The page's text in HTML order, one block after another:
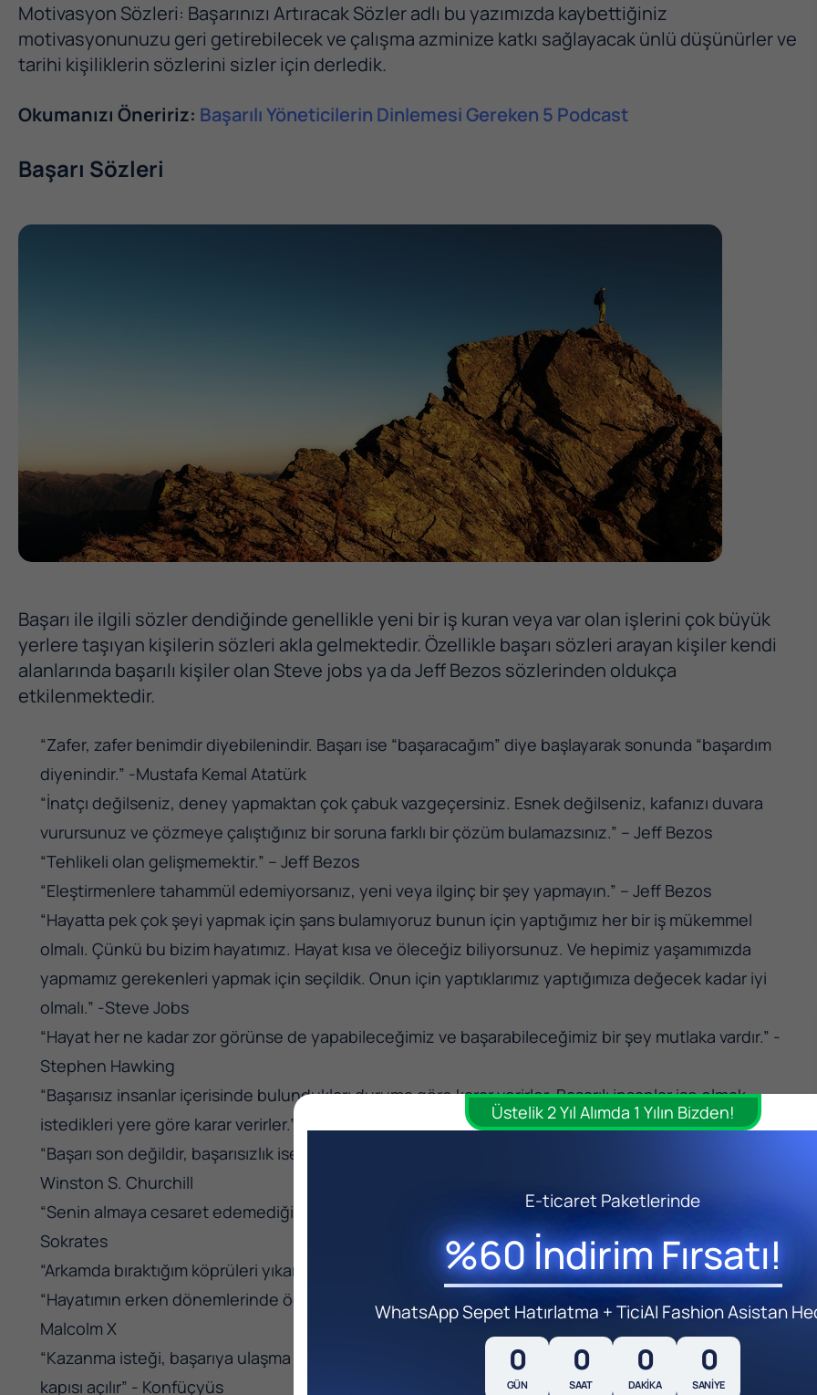
Motivasyon Sözleri: Başarınızı Artıracak Sözler adlı bu yazımızda kaybettiğiniz
motivasyonunuzu geri getirebilecek ve çalışma azminize katkı sağlayacak ünlü düşünürler ve
tarihi kişiliklerin sözlerini sizler için derledik.
Okumanızı Öneririz: Başarılı Yöneticilerin Dinlemesi Gereken 5 Podcast
Başarı Sözleri
Başarı ile ilgili sözler dendiğinde genellikle yeni bir iş kuran veya var olan işlerini çok büyük
yerlere taşıyan kişilerin sözleri akla gelmektedir. Özellikle başarı sözleri arayan kişiler kendi
alanlarında başarılı kişiler olan Steve jobs ya da Jeff Bezos sözlerinden oldukça
etkilenmektedir.
“Zafer, zafer benimdir diyebilenindir. Başarı ise “başaracağım” diye başlayarak sonunda “başardım
diyenindir.” -Mustafa Kemal Atatürk
“İnatçı değilseniz, deney yapmaktan çok çabuk vazgeçersiniz. Esnek değilseniz, kafanızı duvara
vurursunuz ve çözmeye çalıştığınız bir soruna farklı bir çözüm bulamazsınız.” – Jeff Bezos
“Tehlikeli olan gelişmemektir.” – Jeff Bezos
“Eleştirmenlere tahammül edemiyorsanız, yeni veya ilginç bir şey yapmayın.” – Jeff Bezos
“Hayatta pek çok şeyi yapmak için şans bulamıyoruz bunun için yaptığımız her bir iş mükemmel
olmalı. Çünkü bu bizim hayatımız. Hayat kısa ve öleceğiz biliyorsunuz. Ve hepimiz yaşamımızda
yapmamız gerekenleri yapmak için seçildik. Onun için yaptıklarımız yaptığımıza değecek kadar iyi
olmalı.” -Steve Jobs
“Hayat her ne kadar zor görünse de yapabileceğimiz ve başarabileceğimiz bir şey mutlaka vardır.” -
Stephen Hawking
“Başarısız insanlar içerisinde bulundukları duruma göre karar verirler. Başarılı insanlar ise olmak
istedikleri yere göre karar verirler.”-Benjamin Hardy
“Başarı son değildir, başarısızlık ise ölümcül değildir: Önemli olan ilerlemeye cesaret etmektir.” -
Winston S. Churchill
“Senin almaya cesaret edemediğin riskleri alanlar, senin yaşamak istediğin hayatı yaşarlar.” –
Sokrates
“Arkamda bıraktığım köprüleri yıkarım ki, ilerlemekten başka çarem kalmasın.”- Fridtjof Nansen
“Hayatımın erken dönemlerinde öğrendim ki eğer bir şeyi istiyorsan, biraz gürültü yapsan iyi olur.”-
Malcolm X
“Kazanma isteği, başarıya ulaşma arzusu ve ulaşma arzusu. Bunlar birleşirse kişisel mükemmelliğin
kapısı açılır” - Konfüçyüs
E-ticaret Paketlerinde
%60 İndirim Fırsatı!
WhatsApp Sepet Hatırlatma + TiciAI Fashion Asistan
Üstelik 2 Yıl Alımda 1 Yılın Bizden!
0
GÜN
0
SAAT
0
DAKIKA
0
SANIYE